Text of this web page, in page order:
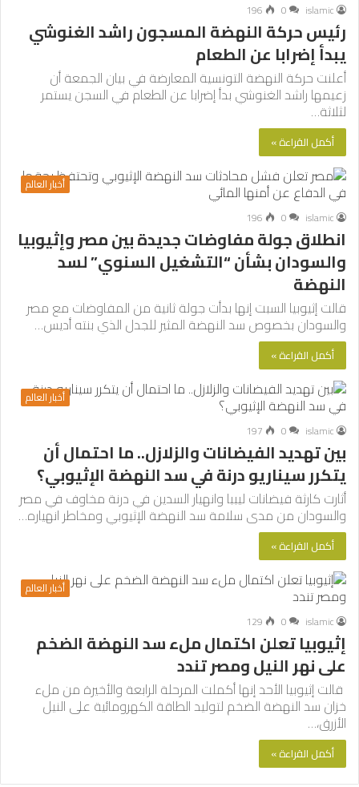
islamic
0
196
رئيس حركة النهضة المسجون راشد الغنوشي
يبدأ إضرابا عن الطعام
أعلنت حركة النهضة التونسية المعارضة في بيان الجمعة أن
زعيمها راشد الغنوشي بدأ إضرابا عن الطعام في السجن يستمر
لثلاثة…
أكمل القراءة »
أخبار العالم
islamic
0
196
انطلاق جولة مفاوضات جديدة بين مصر وإثيوبيا
والسودان بشأن “التشغيل السنوي” لسد
النهضة
قالت إثيوبيا السبت إنها بدأت جولة ثانية من المفاوضات مع مصر
والسودان بخصوص سد النهضة المثير للجدل الذي بنته أديس…
أكمل القراءة »
أخبار العالم
islamic
0
197
بين تهديد الفيضانات والزلازل.. ما احتمال أن
يتكرر سيناريو درنة في سد النهضة الإثيوبي؟
أثارت كارثة فيضانات ليببا وانهيار السدين في درنة مخاوف في مصر
والسودان من مدى سلامة سد النهضة الإثيوبي ومخاطر انهياره…
أكمل القراءة »
أخبار العالم
islamic
0
129
إثيوبيا تعلن اكتمال ملء سد النهضة الضخم
على نهر النيل ومصر تندد
قالت إثيوبيا الأحد إنها أكملت المرحلة الرابعة والأخيرة من ملء
خزان سد النهضة الضخم لتوليد الطاقة الكهرومائية على النيل
الأزرق،…
أكمل القراءة »